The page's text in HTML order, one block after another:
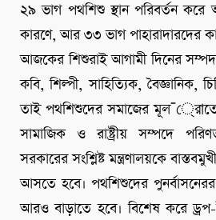
২৯ ভাগ পথশিশু স্থান পরিবর্তন করে
কারণে, আর ৩৩ ভাগ পাহারাদারদের
আজকের শিশুরাই আগামী দিনের
কবি, শিল্পী, সাহিত্যিক, বৈজ্ঞানিক,
তাই পথশিশুদের সমাজের
সামাজিক ও রাষ্ট্রীয় সম্পদে
সরকারের সংশ্লিষ্ট মন্ত্রণালয়কে
আসতে হবে। পথশিশুদের
আরও বাড়াতে হবে। বিশেষ করে